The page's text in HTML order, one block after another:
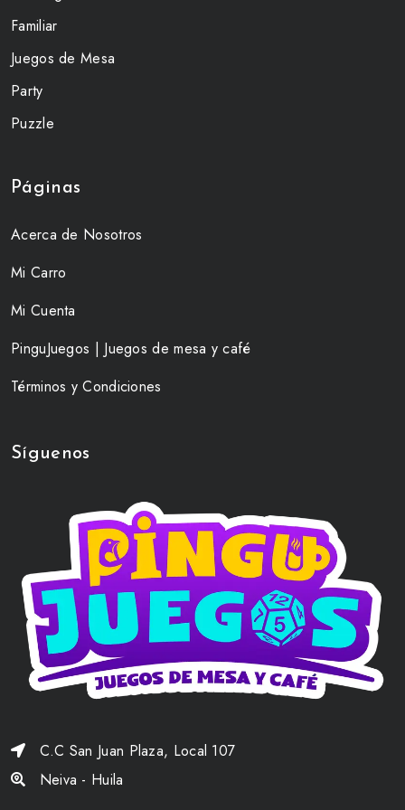
Familiar
Juegos de Mesa
Party
Puzzle
Páginas
Acerca de Nosotros
Mi Carro
Mi Cuenta
PinguJuegos | Juegos de mesa y café
Términos y Condiciones
Síguenos
C.C San Juan Plaza, Local 107
Neiva - Huila